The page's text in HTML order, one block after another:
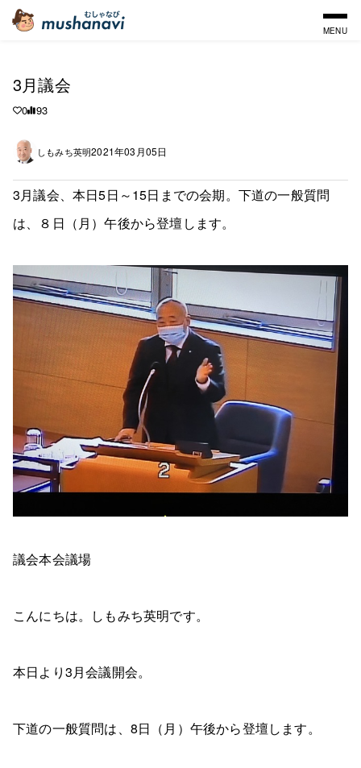
MENU
3月議会
0 93
しもみち英明2021年03月05日
3月議会、本日5日～15日までの会期。下道の一般質問
は、８日（月）午後から登壇します。
議会本会議場
こんにちは。しもみち英明です。
本日より3月会議開会。
下道の一般質問は、8日（月）午後から登壇します。